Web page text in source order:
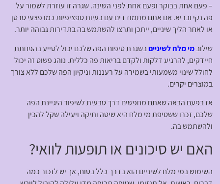
– פעם אחת בבוקר ופעם אחת לפני השינה. שגרה זו עוזרת לשמור על
פה נקי ובריא. אם אתם מתמודדים עם בעיות ספציפיות כמו פצעי סרטן
או לאחר הליך שיניים, ייתכן ותרצו להשתמש בה בתדירות גבוהה יותר.
שילובמי מלח לשינייםבשגרת טיפוח הפה שלכם יכול לסייע בהפחתת
חיידקים, להרגיע דלקות ולקדם בריאות פה כללית. נוהג פשוט זה יכול
לחולל שינוי משמעותי בשמירה על רעננות וניקיון הפה שלכם ללא צורך
במוצרים יקרים.
אז בפעם הבאה שאתם מחפשים דרך טבעית לשיפור היגיינת הפה
שלכם, זכרו ששטיפת מי מלח היא שיטה ותיקה ויעילה שקל להכין
ולהשתמש בה.
האם יש סיכונים או תופעות לוואי?
השימוש במי מלח לשיניים הוא בדרך כלל בטוח, אך יש לזכור כמה